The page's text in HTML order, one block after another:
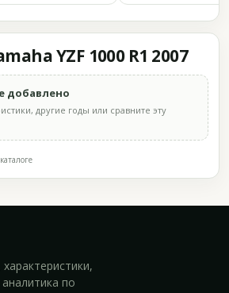
YZF 1000 R1 2007
добавлено
другие годы или сравните эту
по